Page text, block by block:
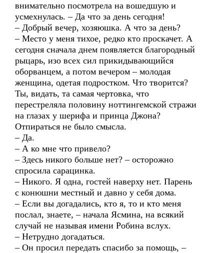
внимательно посмотрела на вошедшую и
усмехнулась. – Да что за день сегодня!
– Добрый вечер, хозяюшка. А что за день?
– Место у меня тихое, редко кто проскачет. А
сегодня сначала днем появляется благородный
рыцарь, изо всех сил прикидывающийся
оборванцем, а потом вечером – молодая
женщина, одетая подростком. Что творится?
Ты, видать, та самая чертовка, что
перестреляла половину ноттингемской стражи
на глазах у шерифа и принца Джона?
Отпираться не было смысла.
– Да.
– А ко мне что привело?
– Здесь никого больше нет? – осторожно
спросила сарацинка.
– Никого. Я одна, гостей наверху нет. Парень
с конюшни местный и давно у себя дома.
– Если вы догадались, кто я, то и кто меня
послал, знаете, – начала Ясмина, на всякий
случай не называя имени Робина вслух.
– Нетрудно догадаться.
– Он просил передать спасибо за помощь, –